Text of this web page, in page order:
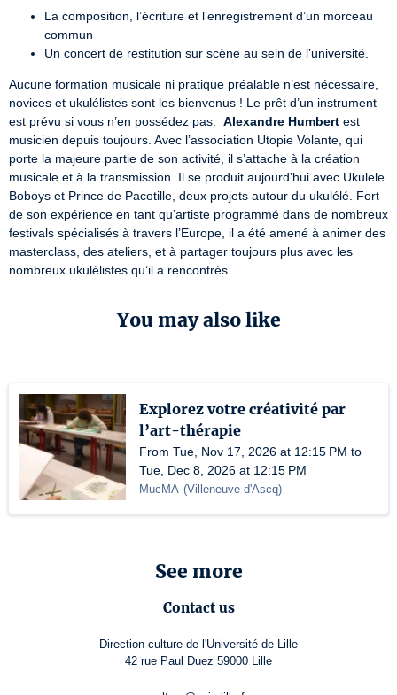
La composition, l’écriture et l’enregistrement d’un morceau
commun
Un concert de restitution sur scène au sein de l’université.
Aucune formation musicale ni pratique préalable n’est nécessaire,
novices et ukulélistes sont les bienvenus ! Le prêt d’un instrument
est prévu si vous n’en possédez pas. Alexandre Humbert est
musicien depuis toujours. Avec l’association Utopie Volante, qui
porte la majeure partie de son activité, il s’attache à la création
musicale et à la transmission. Il se produit aujourd’hui avec Ukulele
Boboys et Prince de Pacotille, deux projets autour du ukulélé. Fort
de son expérience en tant qu’artiste programmé dans de nombreux
festivals spécialisés à travers l’Europe, il a été amené à animer des
masterclass, des ateliers, et à partager toujours plus avec les
nombreux ukulélistes qu’il a rencontrés.
You may also like
Explorez votre créativité par
l’art-thérapie
From Tue, Nov 17, 2026 at 12:15 PM to
Tue, Dec 8, 2026 at 12:15 PM
MucMA (Villeneuve d'Ascq)
See more
Contact us
Direction culture de l'Université de Lille
42 rue Paul Duez 59000 Lille